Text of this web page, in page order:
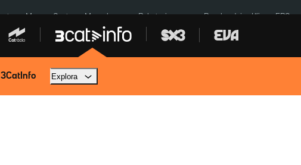
Menors Ceuta Mercabarna Robatoris coure Bombardejos Kíiv ERC
3CatInfo Explora